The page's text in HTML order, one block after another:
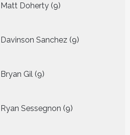
Matt Doherty 9
producten
Davinson Sanchez 9
producten
Bryan Gil 9
producten
Ryan Sessegnon 9
producten